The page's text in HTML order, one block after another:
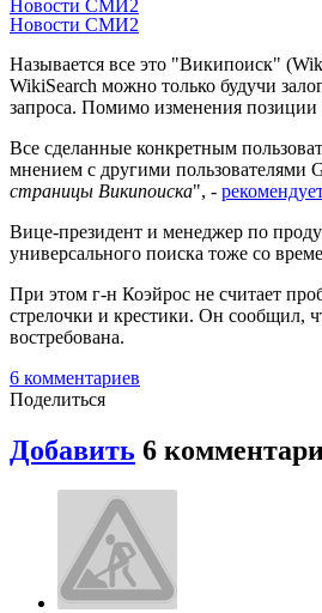
Новости СМИ2
Новости СМИ2
Называется все это "Википоиск"
WikiSearch можно только будучи
запроса. Помимо изменения позиции
Все сделанные конкретным
мнением с другими пользователями
страницы Википоиска", -
Вице-президент и менеджер по
универсального поиска тоже со
При этом г-н Коэйрос не считает
стрелочки и крестики. Он сообщил,
востребована.
6 комментариев
Поделиться
Добавить 6